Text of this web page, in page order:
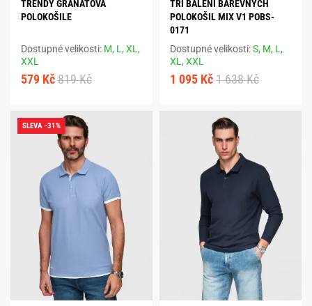
TRENDY GRANÁTOVÁ
POLOKOŠILE
Dostupné velikosti: M, L,XL,
XXL
579 Kč 819 Kč
TŘI BALENÍ BAREVNÝCH
POLOKOŠIL MIX V1 POBS-
0171
Dostupné velikosti:S, M, L,
XL,XXL
1 095 Kč 1 638 Kč
SLEVA -31%